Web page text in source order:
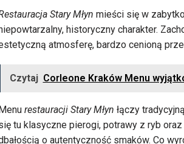
Stary Młyn mieści się w
historyczny charakter.
atmosferę, bardzo cenioną
Czytaj Corleone Kraków Menu
restauracji Stary Młyn łączy
tu klasyczne pierogi, potrawy z ryb
o autentyczność smaków. Co